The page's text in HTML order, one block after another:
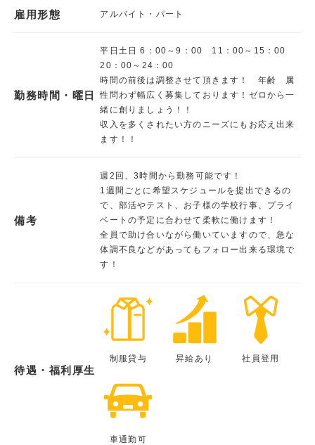
雇用形態 アルバイト・パート
勤務時間・曜日
平日土日 6：00～9：00 11：00～15：00
20：00～24：00
時間の前後は調整させて頂きます！ 年齢 属
性問わず幅広く募集しております！ゼロから一
緒に創りましょう！！
収入を多くされたい方のニーズにもお応え出来
ます！！
備考
週2回、3時間から勤務可能です！
1週間ごとに希望スケジュールを提出できるの
で、部活やテスト、お子様の学校行事、プライ
ベートの予定に合わせて柔軟に働けます！
全員で助け合いながら働いていますので、急な
体調不良などがあってもフォロー出来る環境で
す！
待遇・福利厚生
制服貸与 昇給あり 社員登用
車通勤可